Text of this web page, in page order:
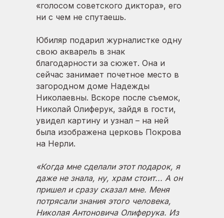
«голосом советского диктора», его
ни с чем не спутаешь.
Юбиляр подарил журналистке одну
свою акварель в знак
благодарности за сюжет. Она и
сейчас занимает почетное место в
загородном доме Надежды
Николаевны. Вскоре после съемок,
Николай Олиферук, зайдя в гости,
увидел картину и узнал – на ней
была изображена церковь Покрова
на Нерли.
«Когда мне сделали этот подарок, я
даже не знала, ну, храм стоит... А он
пришел и сразу сказал мне. Меня
потрясали знания этого человека,
Николая Антоновича Олиферука. Из